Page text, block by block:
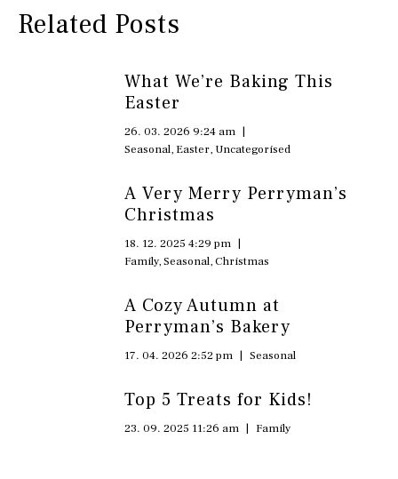
Related Posts
What We’re Baking This
Easter
26. 03. 2026 9:24 am |
Seasonal, Easter, Uncategorised
A Very Merry Perryman’s
Christmas
18. 12. 2025 4:29 pm |
Family,Seasonal,Christmas
A Cozy Autumn at
Perryman’s Bakery
17. 04. 2026 2:52 pm | Seasonal
Top 5 Treats for Kids!
23. 09. 2025 11:26 am | Family